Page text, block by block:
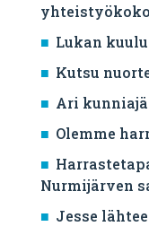
Lukan
Kutsu
Ari
Olemme
Nurmijärven
Jesse